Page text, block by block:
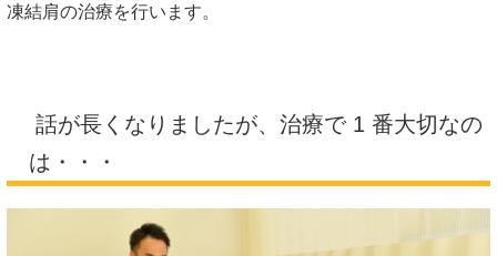
凍結肩の治療を行います。
話が長くなりましたが、治療で 1 番大切なの
は・・・